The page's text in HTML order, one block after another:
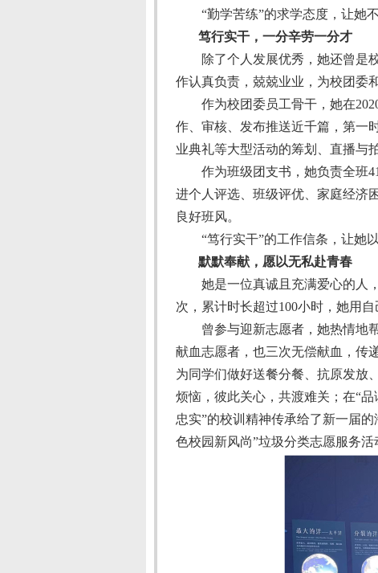
“勤学苦练”的求学态度，让她
笃行实干，一分辛劳一分才
除了个人发展优秀，她还曾是
作认真负责，兢兢业业，为校团委
作为校团委员工骨干，她在
作、审核、发布推送近千篇，第一
业典礼等大型活动的筹划、直播与
作为班级团支书，她负责全班41
进个人评选、班级评优、家庭经济
良好班风。
“笃行实干”的工作信条，让她
默默奉献，愿以无私赴青春
她是一位真诚且充满爱心的人
次，累计时长超过100小时，她用自
曾参与迎新志愿者，她热情地
献血志愿者，也三次无偿献血，传
为同学们做好送餐分餐、抗原发放
烦恼，彼此关心，共渡难关；在“
忠实”的校训精神传承给了新一届
色校园新风尚”垃圾分类志愿服务